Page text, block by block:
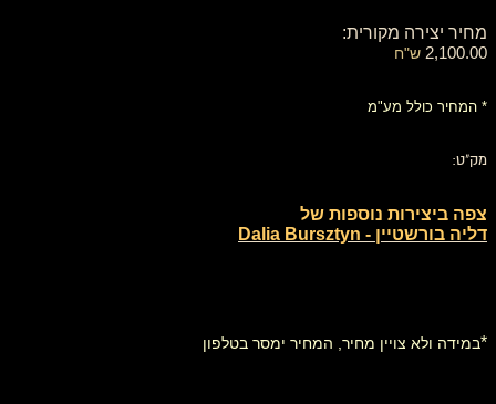
מחיר יצירה מקורית:
2,100.00 ש"ח
* המחיר כולל מע"מ
מק"ט:
צפה ביצירות נוספות של
דליה בורשטיין - Dalia Bursztyn
*במידה ולא צויין מחיר, המחיר ימסר בטלפון